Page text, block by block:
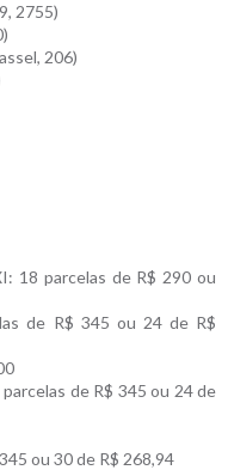
2755)
206)
18 parcelas de R$ 290 ou
de R$ 345 ou 24 de R$
de R$ 345 ou 24 de
ou 30 de R$ 268,94